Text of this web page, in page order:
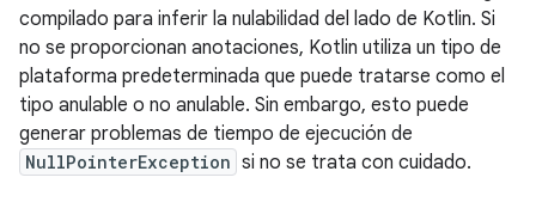
compilado para inferir la nulabilidad del lado de Kotlin. Si
no se proporcionan anotaciones, Kotlin utiliza un tipo de
plataforma predeterminada que puede tratarse como el
tipo anulable o no anulable. Sin embargo, esto puede
generar problemas de tiempo de ejecución de
NullPointerException si no se trata con cuidado.